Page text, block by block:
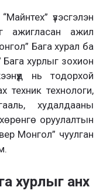
үзэсгэлэн
ажигласан ажил
Бага хурал ба
хурлыг зохион
нь тодорхой
техник технологи,
худалдааны
оруулалтын
Монгол” чуулган
хурлыг анх